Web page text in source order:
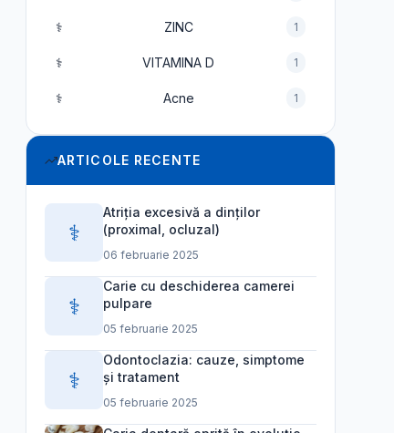
⚕️ ZINC 1
⚕️ VITAMINA D 1
⚕️ Acne 1
ARTICOLE RECENTE
⚕️
Atriția excesivă a dinților
(proximal, ocluzal)
06 februarie 2025
⚕️
Carie cu deschiderea camerei
pulpare
05 februarie 2025
⚕️
Odontoclazia: cauze, simptome
și tratament
05 februarie 2025